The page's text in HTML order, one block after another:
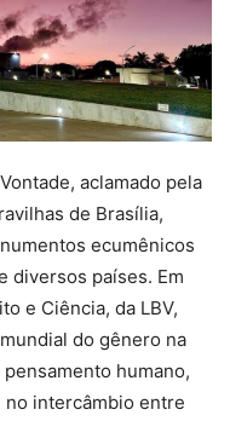
aclamado pela
de Brasília,
ecumênicos
diversos países. Em
e Ciência, da LBV,
do gênero na
humano,
no intercâmbio entre